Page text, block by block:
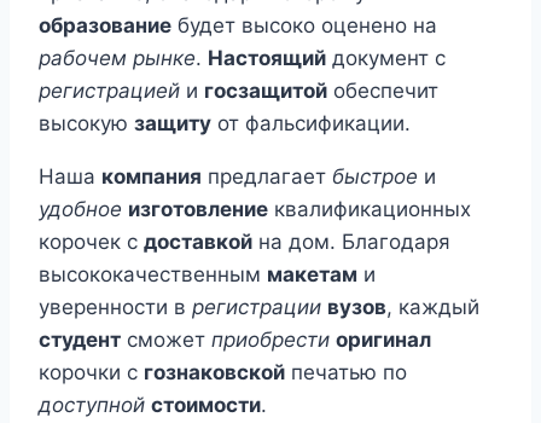
образование будет высоко оценено на
рабочем рынке. Настоящий документ с
регистрацией и госзащитой обеспечит
высокую защиту от фальсификации.
Наша компания предлагает быстрое и
удобное изготовление квалификационных
корочек с доставкой на дом. Благодаря
высококачественным макетам и
уверенности в регистрации вузов, каждый
студент сможет приобрести оригинал
корочки с гознаковской печатью по
доступной стоимости.